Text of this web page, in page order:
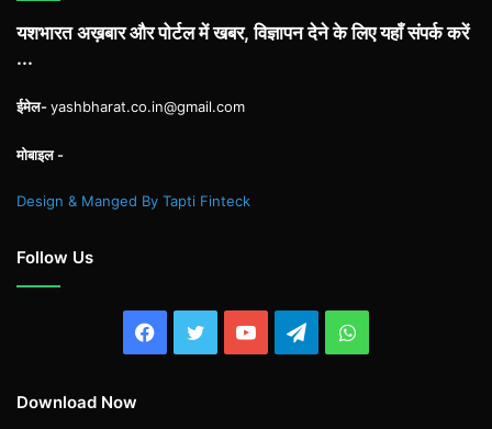
यशभारत अख़बार और पोर्टल में खबर, विज्ञापन देने के लिए यहाँ संपर्क करें
...
ईमेल-yashbharat.co.in@gmail.com
मोबाइल -
Design & Manged By Tapti Finteck
Follow Us
Facebook
TwitterYouTubeTelegramWhatsApp
Download Now